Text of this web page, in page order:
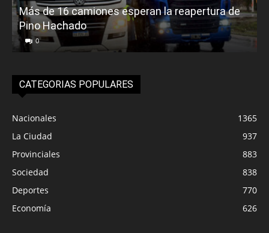
Más de 16 camiones esperan la reapertura de
Pino Hachado
0
CATEGORIAS POPULARES
Nacionales
1365
La Ciudad
937
Provinciales
883
Sociedad
838
Deportes
770
Economía
626